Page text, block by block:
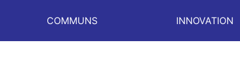
COMMUNS INNOVATION